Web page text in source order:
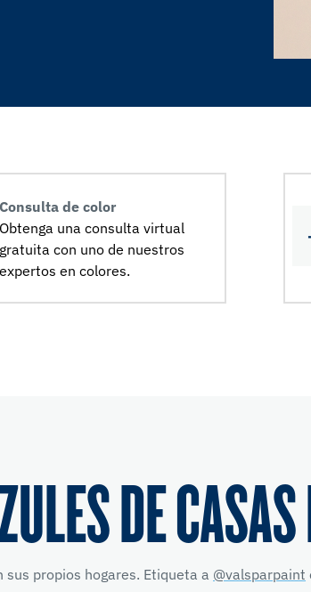
Consulta de color
Obtenga una consulta virtual
gratuita con uno de nuestros
expertos en colores.
DE
propios hogares. Etiqueta a @valsparpaint